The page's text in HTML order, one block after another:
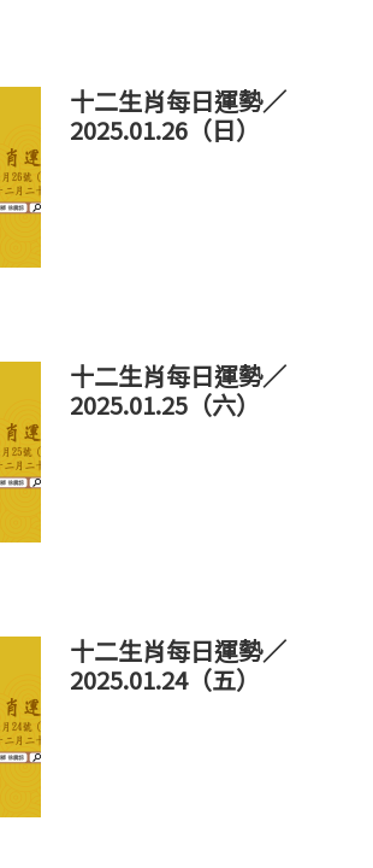
十二生肖每日運勢／
2025.01.26（日）
十二生肖每日運勢／
2025.01.25（六）
十二生肖每日運勢／
2025.01.24（五）